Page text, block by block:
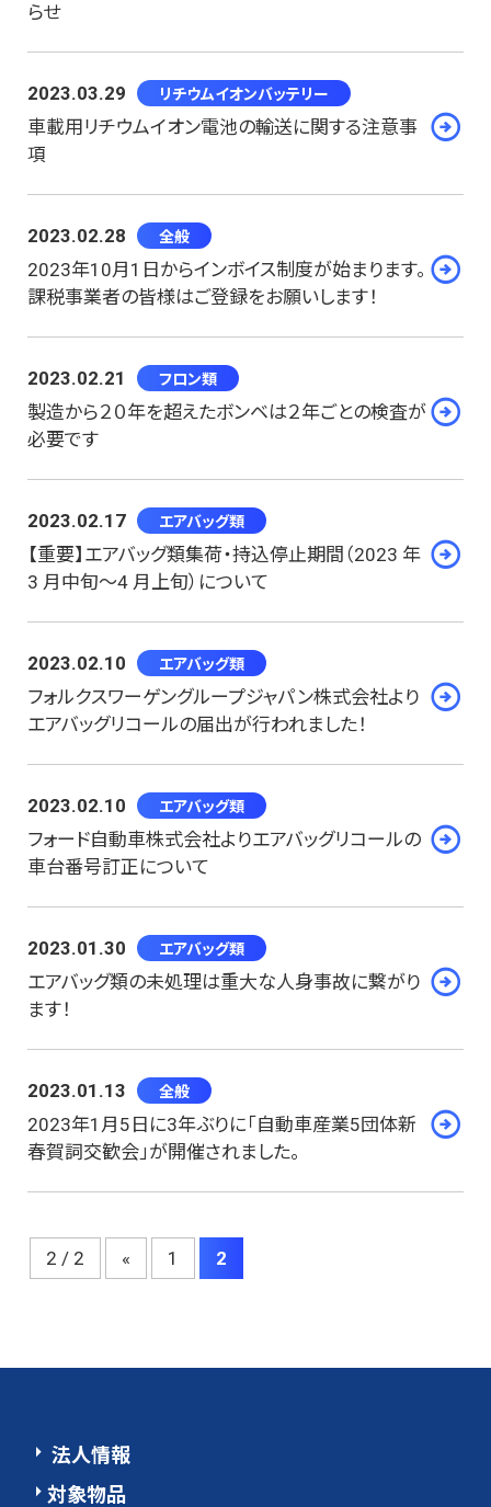
らせ
2023.03.29 リチウムイオンバッテリー
車載用リチウムイオン電池の輸送に関する注意事
項
2023.02.28 全般
2023年10月1日からインボイス制度が始まります。
課税事業者の皆様はご登録をお願いします！
2023.02.21 フロン類
製造から２０年を超えたボンベは２年ごとの検査が
必要です
2023.02.17 エアバッグ類
【重要】エアバッグ類集荷・持込停止期間（2023 年
3 月中旬～4 月上旬）について
2023.02.10 エアバッグ類
フォルクスワーゲングループジャパン株式会社より
エアバッグリコールの届出が行われました！
2023.02.10 エアバッグ類
フォード自動車株式会社よりエアバッグリコールの
車台番号訂正について
2023.01.30 エアバッグ類
エアバッグ類の未処理は重大な人身事故に繋がり
ます！
2023.01.13 全般
2023年1月5日に3年ぶりに「自動車産業5団体新
春賀詞交歓会」が開催されました。
2 / 2 « 1 2
法人情報
対象物品